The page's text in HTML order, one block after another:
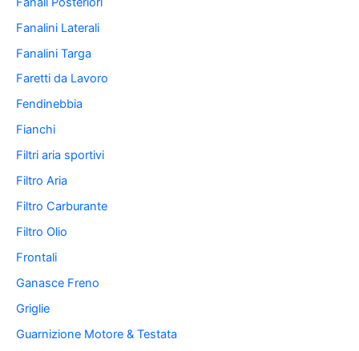
Fanalini Laterali
Fanalini Targa
Faretti da Lavoro
Fendinebbia
Fianchi
Filtri aria sportivi
Filtro Aria
Filtro Carburante
Filtro Olio
Frontali
Ganasce Freno
Griglie
Guarnizione Motore & Testata